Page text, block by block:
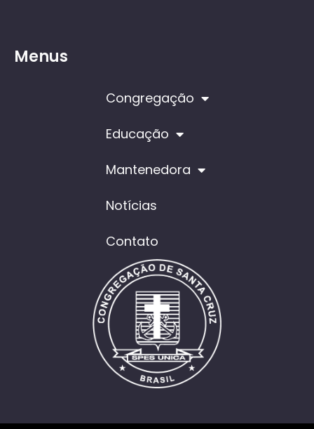
Menus
Congregação
Educação
Mantenedora
Notícias
Contato